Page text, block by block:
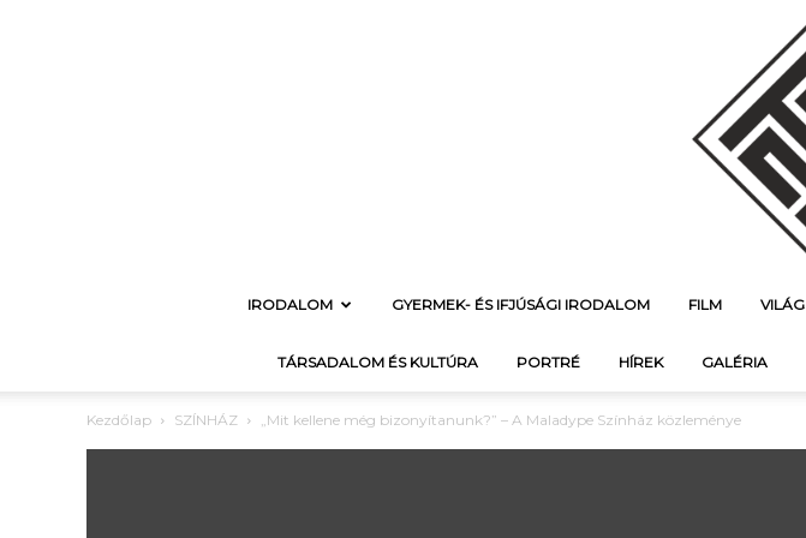
IRODALOM GYERMEK- ÉS IFJÚSÁGI IRODALOM FILM VILÁG
TÁRSADALOM ÉS KULTÚRA PORTRÉ HÍREK GALÉRIA
Kezdőlap SZÍNHÁZ „Mit kellene még bizonyítanunk?” – A Maladype Színház közleménye